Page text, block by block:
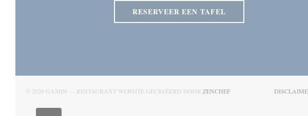
RESERVEER EEN TAFEL
© 2026 GAMIN — RESTAURANT WEBSITE GECREËERD DOOR ZENCHEF((OPENT IN EEN NIEUW